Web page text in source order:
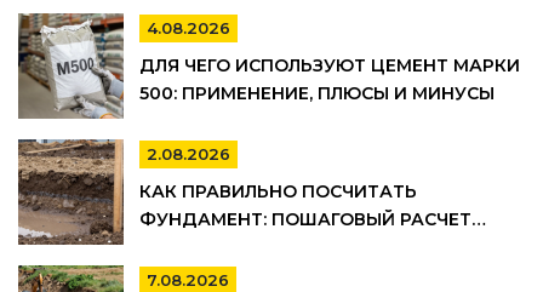
4.08.2026
ДЛЯ ЧЕГО ИСПОЛЬЗУЮТ ЦЕМЕНТ МАРКИ
500: ПРИМЕНЕНИЕ, ПЛЮСЫ И МИНУСЫ
2.08.2026
КАК ПРАВИЛЬНО ПОСЧИТАТЬ
ФУНДАМЕНТ: ПОШАГОВЫЙ РАСЧЕТ
ОПАЛУБКИ
7.08.2026